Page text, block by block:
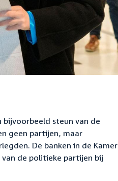
bijvoorbeeld steun van de
geen partijen, maar
De banken in de Kamer
de politieke partijen bij